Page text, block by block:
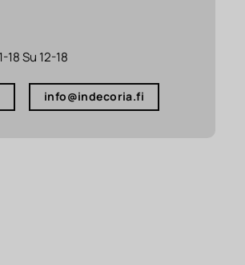
18 Su 12-18
info@indecoria.fi